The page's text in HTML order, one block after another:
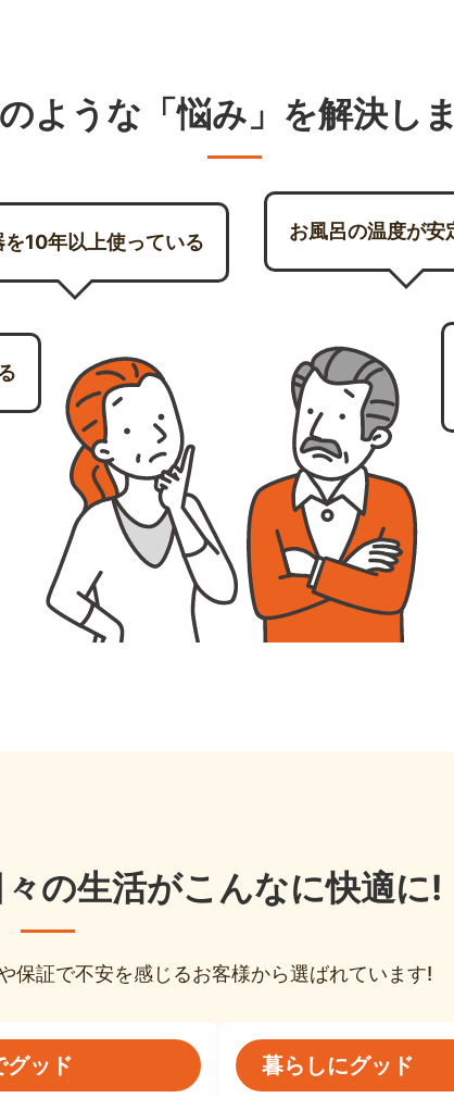
ような「悩み」を解決し
を10年以上使っている お風呂の温度が安
の生活がこんなに快適に!
保証で不安を感じるお客様から選ばれています!
グッド 暮らしにグッド